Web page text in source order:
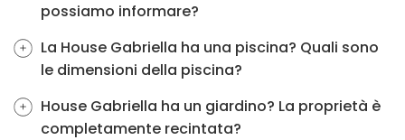
possiamo informare?
La House Gabriella ha una piscina? Quali sono
le dimensioni della piscina?
House Gabriella ha un giardino? La proprietà è
completamente recintata?